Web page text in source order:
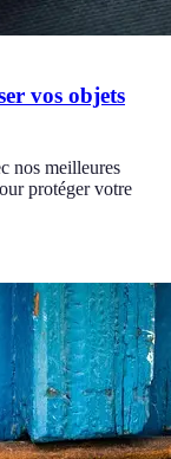
vos objets
nos meilleures
protéger votre